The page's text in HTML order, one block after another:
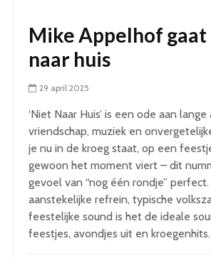
Mike Appelhof
naar huis
29 april 2025
‘Niet Naar Huis’ is een ode aan
vriendschap, muziek en
je nu in de kroeg staat, op een
gewoon het moment viert – dit
gevoel van “nog één rondje”
aanstekelijke refrein, typische
feestelijke sound is het de ideale
feestjes, avondjes uit en kroegenhits.